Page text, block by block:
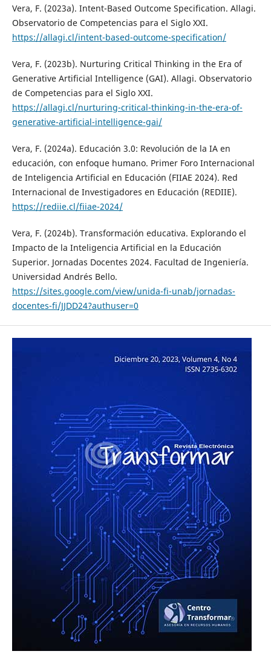
Vera, F. (2023a). Intent-Based Outcome Specification. Allagi.
Observatorio de Competencias para el Siglo XXI.
https://allagi.cl/intent-based-outcome-specification/
Vera, F. (2023b). Nurturing Critical Thinking in the Era of
Generative Artificial Intelligence (GAI). Allagi. Observatorio
de Competencias para el Siglo XXI.
https://allagi.cl/nurturing-critical-thinking-in-the-era-of-
generative-artificial-intelligence-gai/
Vera, F. (2024a). Educación 3.0: Revolución de la IA en
educación, con enfoque humano. Primer Foro Internacional
de Inteligencia Artificial en Educación (FIIAE 2024). Red
Internacional de Investigadores en Educación (REDIIE).
https://rediie.cl/fiiae-2024/
Vera, F. (2024b). Transformación educativa. Explorando el
Impacto de la Inteligencia Artificial en la Educación
Superior. Jornadas Docentes 2024. Facultad de Ingeniería.
Universidad Andrés Bello.
https://sites.google.com/view/unida-fi-unab/jornadas-
docentes-fi/JJDD24?authuser=0